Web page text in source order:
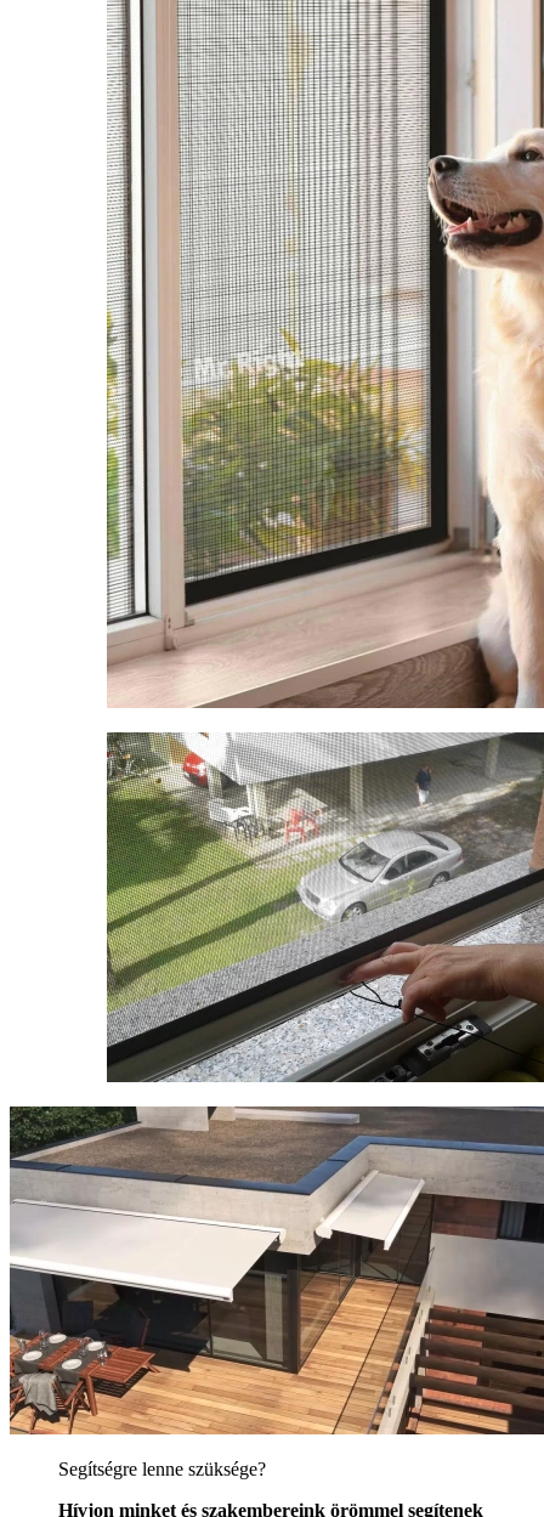
Segítségre lenne szüksége?
Hívjon minket és szakembereink örömmel segítenek